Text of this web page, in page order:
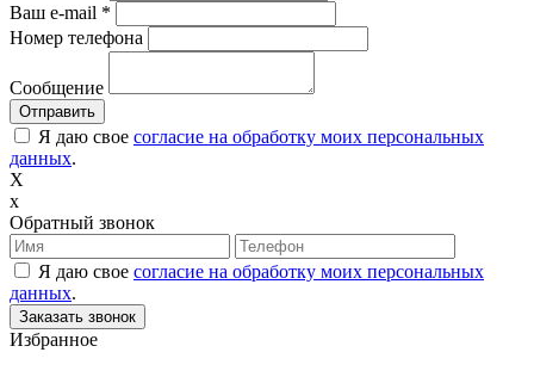
Ваш e-mail *
Номер телефона
Сообщение
Я даю свое согласие на обработку моих персональных
данных.
X
x
Обратный звонок
Я даю свое согласие на обработку моих персональных
данных.
Избранное